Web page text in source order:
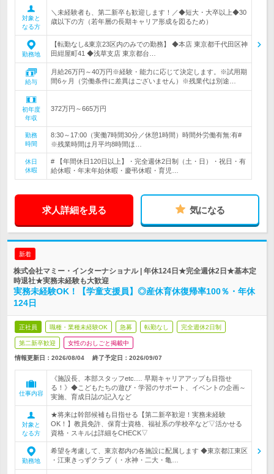
対象と
なる方
＼未経験者も、第二新卒も歓迎します！／◆短大・大卒以上◆30
歳以下の方（若年層の長期キャリア形成を図るため）
勤務地
【転勤なし&東京23区内のみでの勤務】 ◆本店 東京都千代田区神
田紺屋町41 ◆浅草支店 東京都台…
給与
月給26万円～40万円※経験・能力に応じて決定します。※試用期
間6ヶ月（労働条件に差異はございません）※残業代は別途…
初年度
年収
372万円～665万円
勤務
時間
8:30～17:00（実働7時間30分／休憩1時間）時間外労働有無:有#
※残業時間は月平均8時間ほ…
休日
休暇
# 【年間休日120日以上】・完全週休2日制（土・日）・祝日・有
給休暇・年末年始休暇・慶弔休暇・育児…
求人詳細を見る 気になる
新着
株式会社マミー・インターナショナル | 年休124日★完全週休2日★基本定
時退社★実務未経験も大歓迎
実務未経験OK！【学童支援員】◎産休育休復帰率100％・年休
124日
正社員 職種・業種未経験OK 急募 転勤なし 完全週休2日制
第二新卒歓迎 女性のおしごと掲載中
情報更新日：2026/08/04 終了予定日： 2026/09/07
仕事内容
《施設長、本部スタッフetc.… 早期キャリアアップも目指せ
る！》◆こどもたちの遊び・学習のサポート、イベントの企画～
実施、育成日誌の記入など
対象と
なる方
★将来は幹部候補も目指せる【第二新卒歓迎！実務未経験
OK！】教員免許、保育士資格、福祉系の学校卒など▽活かせる
資格・スキルは詳細をCHECK▽
勤務地
希望を考慮して、東京都内の各施設に配属します ◆東京都江東区
・江東きっずクラブ（・水神・二大・亀…